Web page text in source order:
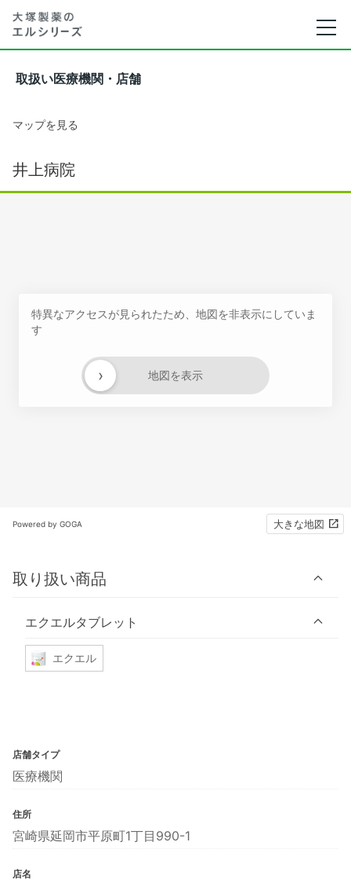
取扱い医療機関・店舗
マップを見る
井上病院
特異なアクセスが見られたため、地図を非表示にしていま
す
地図を表示
›
Powered by GOGA 大きな地図
取り扱い商品
エクエルタブレット
エクエル
店舗タイプ
医療機関
住所
宮崎県延岡市平原町1丁目990-1
店名